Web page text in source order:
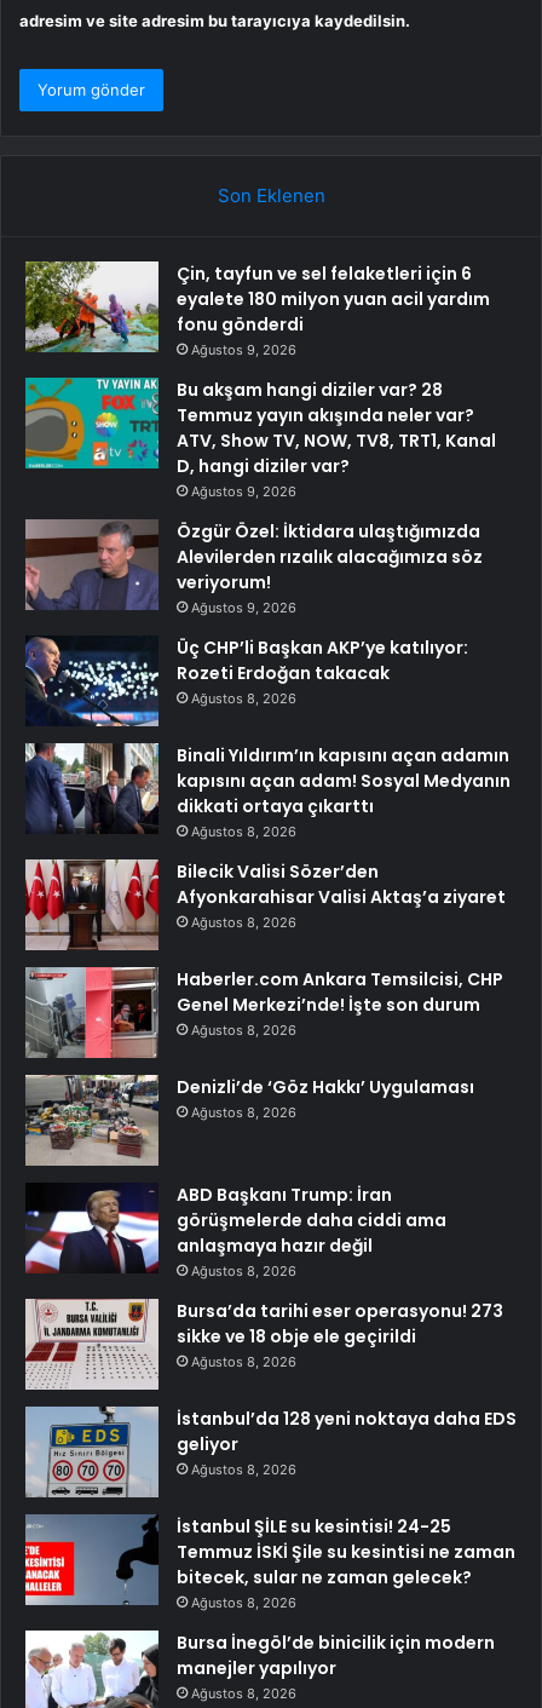
adresim ve site adresim bu tarayıcıya kaydedilsin.
Son Eklenen
Çin, tayfun ve sel felaketleri için 6
eyalete 180 milyon yuan acil yardım
fonu gönderdi
Ağustos 9, 2026
Bu akşam hangi diziler var? 28
Temmuz yayın akışında neler var?
ATV, Show TV, NOW, TV8, TRT1, Kanal
D, hangi diziler var?
Ağustos 9, 2026
Özgür Özel: İktidara ulaştığımızda
Alevilerden rızalık alacağımıza söz
veriyorum!
Ağustos 9, 2026
Üç CHP’li Başkan AKP’ye katılıyor:
Rozeti Erdoğan takacak
Ağustos 8, 2026
Binali Yıldırım’ın kapısını açan adamın
kapısını açan adam! Sosyal Medyanın
dikkati ortaya çıkarttı
Ağustos 8, 2026
Bilecik Valisi Sözer’den
Afyonkarahisar Valisi Aktaş’a ziyaret
Ağustos 8, 2026
Haberler.com Ankara Temsilcisi, CHP
Genel Merkezi’nde! İşte son durum
Ağustos 8, 2026
Denizli’de ‘Göz Hakkı’ Uygulaması
Ağustos 8, 2026
ABD Başkanı Trump: İran
görüşmelerde daha ciddi ama
anlaşmaya hazır değil
Ağustos 8, 2026
Bursa’da tarihi eser operasyonu! 273
sikke ve 18 obje ele geçirildi
Ağustos 8, 2026
İstanbul’da 128 yeni noktaya daha EDS
geliyor
Ağustos 8, 2026
İstanbul ŞİLE su kesintisi! 24-25
Temmuz İSKİ Şile su kesintisi ne zaman
bitecek, sular ne zaman gelecek?
Ağustos 8, 2026
Bursa İnegöl’de binicilik için modern
manejler yapılıyor
Ağustos 8, 2026